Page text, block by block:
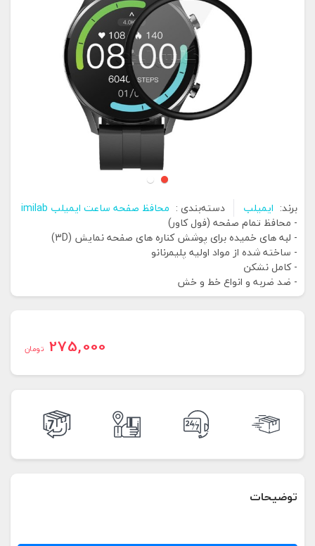
برند: ایمیلب دسته‌بندی : محافظ صفحه ساعت ایمیلب imilab
- محافظ تمام صفحه (فول کاور)
- لبه های خمیده برای پوشش کناره های صفحه نمایش (3D)
- ساخته شده از مواد اولیه پلیمرنانو
- کامل نشکن
- ضد ضربه و انواع خط و خش
275,000 تومان
توضیحات